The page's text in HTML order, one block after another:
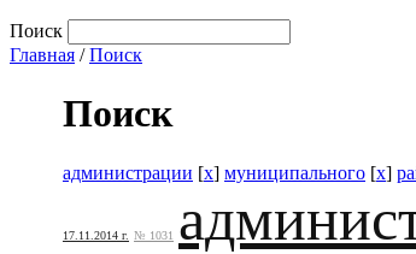
Поиск
Главная /Поиск
Поиск
администрации [x] муниципального [x]
17.11.2014 г. № 1031